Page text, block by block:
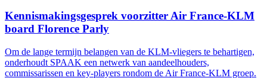
Kennismakingsgesprek voorzitter Air France-KLM
board Florence Parly
Om de lange termijn belangen van de KLM-vliegers te behartigen,
onderhoudt SPAAK een netwerk van aandeelhouders,
commissarissen en key-players rondom de Air France-KLM groep.